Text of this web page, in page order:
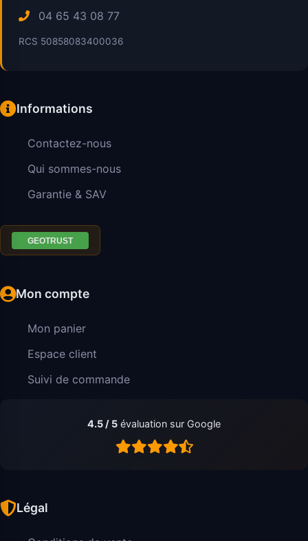
04 65 43 08 77
RCS 50858083400036
Informations
Contactez-nous
Qui sommes-nous
Garantie & SAV
Mon compte
Mon panier
Espace client
Suivi de commande
4.5 / 5 évaluation sur Google
Légal